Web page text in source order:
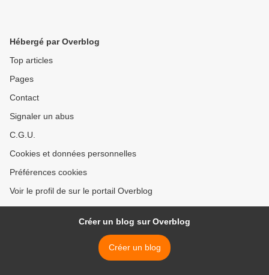
Hébergé par Overblog
Top articles
Pages
Contact
Signaler un abus
C.G.U.
Cookies et données personnelles
Préférences cookies
Voir le profil de sur le portail Overblog
Créer un blog sur Overblog
Créer un blog